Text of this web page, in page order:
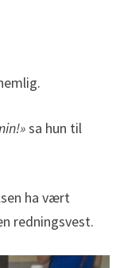
sa hun til
ha vært
redningsvest.